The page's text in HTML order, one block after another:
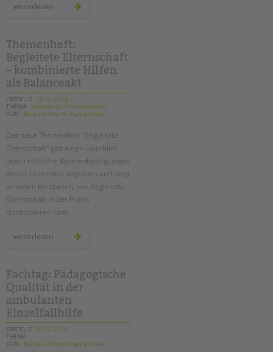
weiterlesen fachtag
der
ambulanten
einzelfallhilfe
–
ein
bericht
Themenheft:
Begleitete Elternschaft
– kombinierte Hilfen
als Balanceakt
ERSTELLT 15.11.2018
THEMA Ambulante HilfenInklusion
VON
Barbara Brecht-Hadraschek
Das neue Themenheft "Begleitete
Elternschaft" gibt einen Überblick
über rechtliche Rahmenbedingungen
dieser Unterstützungsform und zeigt
an vielen Beispielen, wie Begleitete
Elternschaft in der Praxis
funktionieren kann.
weiterlesen themenheft:
begleitete
hilfen
als
balanceakt
Fachtag: Pädagogische
Qualität in der
ambulanten
Einzelfallhilfe
ERSTELLT 08.10.2018
THEMA
VON
Barbara Brecht-Hadraschek